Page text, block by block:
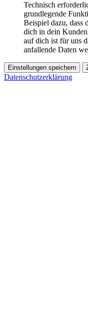
Technisch
grundlegende
Beispiel dazu, dass
dich in dein
auf dich ist für uns
anfallende Daten
Einstellungen speichern
Datenschutzerklärung